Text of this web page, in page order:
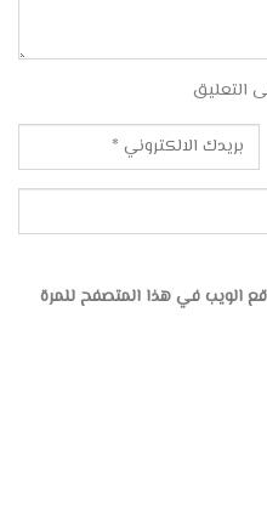
التعليق
الويب في هذا المتصفح للمرة